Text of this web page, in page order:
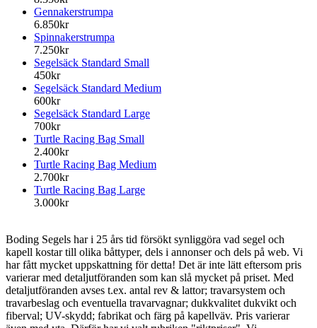
Gennakerstrumpa
6.850kr
Spinnakerstrumpa
7.250kr
Segelsäck Standard Small
450kr
Segelsäck Standard Medium
600kr
Segelsäck Standard Large
700kr
Turtle Racing Bag Small
2.400kr
Turtle Racing Bag Medium
2.700kr
Turtle Racing Bag Large
3.000kr
Boding Segels har i 25 års tid försökt synliggöra vad segel och
kapell kostar till olika båttyper, dels i annonser och dels på web. Vi
har fått mycket uppskattning för detta! Det är inte lätt eftersom pris
varierar med detaljutföranden som kan slå mycket på priset. Med
detaljutföranden avses t.ex. antal rev & lattor; travarsystem och
travarbeslag och eventuella travarvagnar; dukkvalitet dukvikt och
fiberval; UV-skydd; fabrikat och färg på kapellväv. Pris varierar